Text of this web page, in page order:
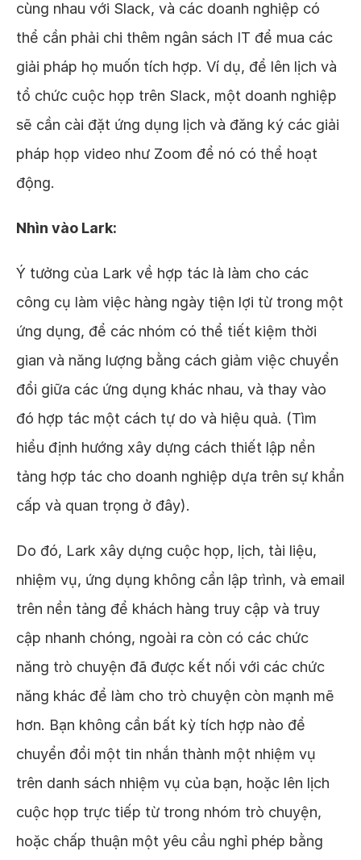
cùng nhau với Slack, và các doanh nghiệp có
thể cần phải chi thêm ngân sách IT để mua các
giải pháp họ muốn tích hợp. Ví dụ, để lên lịch và
tổ chức cuộc họp trên Slack, một doanh nghiệp
sẽ cần cài đặt ứng dụng lịch và đăng ký các giải
pháp họp video như Zoom để nó có thể hoạt
động.
Nhìn vào Lark:
Ý tưởng của Lark về hợp tác là làm cho các
công cụ làm việc hàng ngày tiện lợi từ trong một
ứng dụng, để các nhóm có thể tiết kiệm thời
gian và năng lượng bằng cách giảm việc chuyển
đổi giữa các ứng dụng khác nhau, và thay vào
đó hợp tác một cách tự do và hiệu quả. (Tìm
hiểu định hướng xây dựng cách thiết lập nền
tảng hợp tác cho doanh nghiệp dựa trên sự khẩn
cấp và quan trọng ở đây).
Do đó, Lark xây dựng cuộc họp, lịch, tài liệu,
nhiệm vụ, ứng dụng không cần lập trình, và email
trên nền tảng để khách hàng truy cập và truy
cập nhanh chóng, ngoài ra còn có các chức
năng trò chuyện đã được kết nối với các chức
năng khác để làm cho trò chuyện còn mạnh mẽ
hơn. Bạn không cần bất kỳ tích hợp nào để
chuyển đổi một tin nhắn thành một nhiệm vụ
trên danh sách nhiệm vụ của bạn, hoặc lên lịch
cuộc họp trực tiếp từ trong nhóm trò chuyện,
hoặc chấp thuận một yêu cầu nghỉ phép bằng